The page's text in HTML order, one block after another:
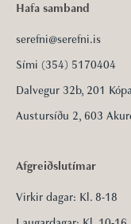
Hafa samband
serefni@serefni.is
Sími (354) 5170404
Dalvegur 32b, 201
Austursíðu 2, 603
Afgreiðslutímar
Virkir dagar: Kl. 8-18